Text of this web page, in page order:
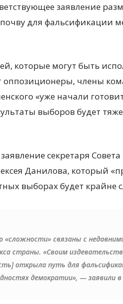
заявление
для фальсификации
которые могут быть
оппозиционеры, члены
«уже начали
выборов будет
секретаря
Данилова, который
выборах будет крайне
связаны с
страны. «Своим
открыла путь для
демократии», — заявили